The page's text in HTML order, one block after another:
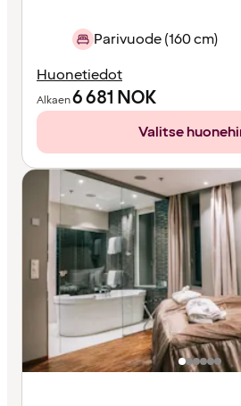
Parivuode (160 cm)
Huonetiedot
Alkaen6 681 NOK
Valitse